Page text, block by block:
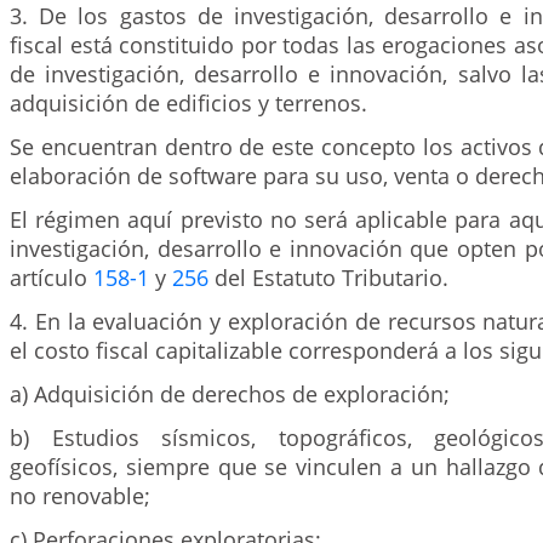
3. De los gastos de investigación, desarrollo e
fiscal está constituido por todas las erogaciones
de investigación, desarrollo e innovación, salvo
adquisición de edificios y terrenos.
Se encuentran dentro de este concepto los
elaboración de software para su uso, venta o
El régimen aquí previsto no será aplicable para
investigación, desarrollo e innovación que opten
artículo 158-1 y 256 del Estatuto Tributario.
4. En la evaluación y exploración de recursos
el costo fiscal capitalizable corresponderá a los
a) Adquisición de derechos de exploración;
b) Estudios sísmicos, topográficos,
geofísicos, siempre que se vinculen a un
no renovable;